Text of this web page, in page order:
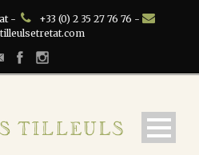
-
+33 (0) 2 35 27 76 76 -